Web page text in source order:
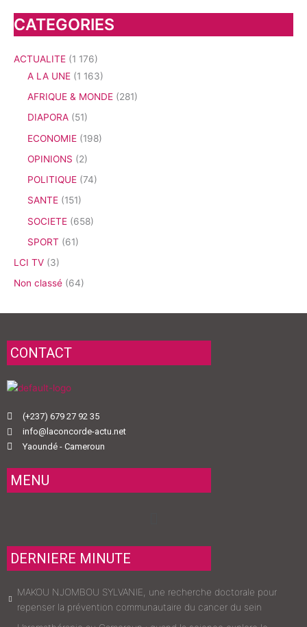
CATEGORIES
ACTUALITE (1 176)
A LA UNE (1 163)
AFRIQUE & MONDE (281)
DIAPORA (51)
ECONOMIE (198)
OPINIONS (2)
POLITIQUE (74)
SANTE (151)
SOCIETE (658)
SPORT (61)
LCI TV (3)
Non classé (64)
CONTACT
(+237) 679 27 92 35
info@laconcorde-actu.net
Yaoundé - Cameroun
MENU
DERNIERE MINUTE
MAKOU NJOMBOU SYLVANIE, une recherche doctorale pour
repenser la prévention communautaire du cancer du sein